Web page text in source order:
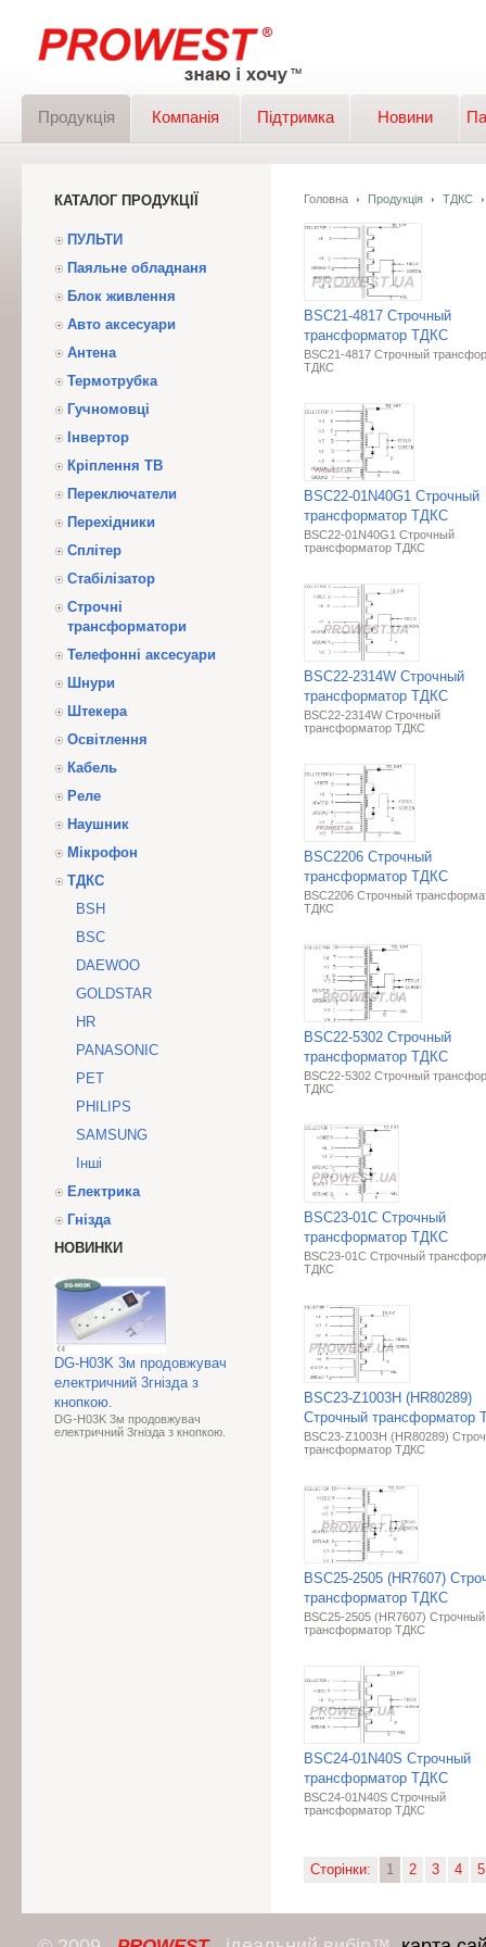
Продукція Компанія Підтримка Новини
КАТАЛОГ ПРОДУКЦІЇ
ПУЛЬТИ
Паяльне обладнаня
Блок живлення
Авто аксесуари
Антена
Термотрубка
Гучномовці
Інвертор
Кріплення ТВ
Переключатели
Перехідники
Сплітер
Стабілізатор
Строчні
трансформатори
Телефонні аксесуари
Шнури
Штекера
Освітлення
Кабель
Реле
Наушник
Мікрофон
ТДКС
BSH
BSC
DAEWOO
GOLDSTAR
HR
PANASONIC
PET
PHILIPS
SAMSUNG
Інші
Електрика
Гнізда
НОВИНКИ
DG-H03K 3м продовжувач
електричний 3гнізда з
кнопкою.
DG-H03K 3м продовжувач
електричний 3гнізда з кнопкою.
Головна Продукція ТДКС
BSC21-4817 Строчный
трансформатор ТДКС
BSC21-4817 Строчный
ТДКС
BSC22-01N40G1 Строчный
трансформатор ТДКС
BSC22-01N40G1 Строчный
трансформатор ТДКС
BSC22-2314W Строчный
трансформатор ТДКС
BSC22-2314W Строчный
трансформатор ТДКС
BSC2206 Строчный
трансформатор ТДКС
BSC2206 Строчный
ТДКС
BSC22-5302 Строчный
трансформатор ТДКС
BSC22-5302 Строчный
ТДКС
BSC23-01C Строчный
трансформатор ТДКС
BSC23-01C Строчный
ТДКС
BSC23-Z1003H (HR80289)
Строчный трансформатор
BSC23-Z1003H (HR80289)
трансформатор ТДКС
BSC25-2505 (HR7607)
трансформатор ТДКС
BSC25-2505 (HR7607) Строчный
трансформатор ТДКС
BSC24-01N40S Строчный
трансформатор ТДКС
BSC24-01N40S Строчный
трансформатор ТДКС
Сторінки: 1 2 3 4 5